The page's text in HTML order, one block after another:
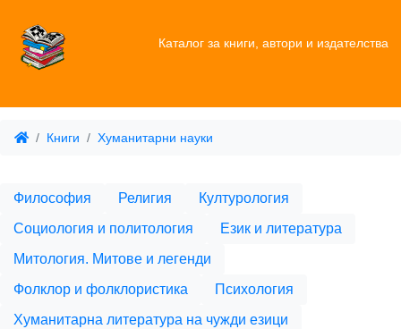
Каталог за книги, автори и издателства
Книги Хуманитарни науки
Философия Религия
Културология
Социология и политология
Език и литература
Митология. Митове и легенди
Фолклор и фолклористика
Психология
Хуманитарна литература на чужди езици